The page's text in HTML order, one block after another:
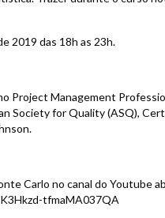
2019 das 18h as 23h.
Project Management
Society for Quality (ASQ),
Carlo no canal do Youtube
tfmaMA037QA